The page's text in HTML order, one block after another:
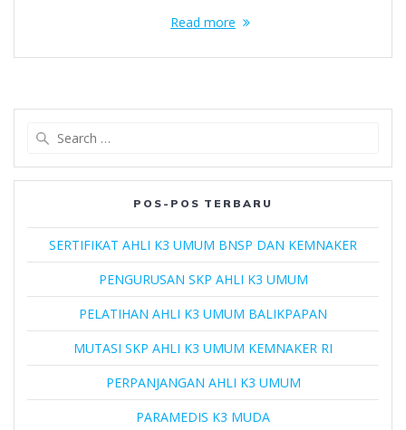
Read more
POS-POS TERBARU
SERTIFIKAT AHLI K3 UMUM BNSP DAN KEMNAKER
PENGURUSAN SKP AHLI K3 UMUM
PELATIHAN AHLI K3 UMUM BALIKPAPAN
MUTASI SKP AHLI K3 UMUM KEMNAKER RI
PERPANJANGAN AHLI K3 UMUM
PARAMEDIS K3 MUDA